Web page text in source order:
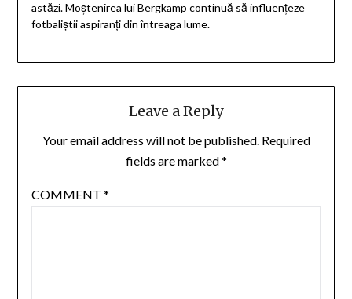
astăzi. Moștenirea lui Bergkamp continuă să influențeze
fotbaliștii aspiranți din întreaga lume.
Leave a Reply
Your email address will not be published. Required
fields are marked*
COMMENT *